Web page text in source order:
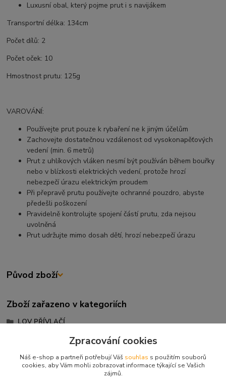
Luxusní obal, který pojme prut i s navijákem
Transportní délka: 134cm
Počet dílů: 2
Počet oček: 10
Hmostnost prutu: 125g
VAROVÁNÍ:
Používejte prut pouze k rybaření ne k jiným účelům
Zachovejte dostatečnou vzdálenost od vysokonapěťových
vedení (min. 6 metrů)
Prut z uhlíkových vláken nesmí být používán během bouřky
nebo v blízkosti elektrických vedení, protože hrozí
nebezpečí úrazu elektrickým proudem
Při přepravě prutu používejte ochranné pouzdro, abyste
předešli poškození
Pravidelně kontrolujte spojení částí prutu, zda nejsou
uvolněná
Prut udržujte mimo dosah dětí, hrozí nebezpečí úrazu
Původ zboží
Zboží zařazeno v kategoriích
LOV PŘÍVLAČÍ
Přívlačové pruty
Přívlačové
SAVAGE GEAR
Zpracování cookies
Náš e-shop a partneři potřebují Váš souhlas s použitím souborů
cookies, aby Vám mohli zobrazovat informace týkající se Vašich
zájmů.